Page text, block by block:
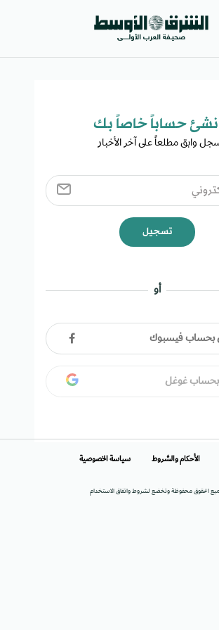
حساباً خاصاً بك​
وابق مطلعاً على آخر الأخبار
تسجيل
أو
بحساب فيسبوك
بحساب غوغل
الحقوق محفوظة وتخضع لشروط واتفاق الاستخدام
الأحكام والشروط سياسة الخصوصية